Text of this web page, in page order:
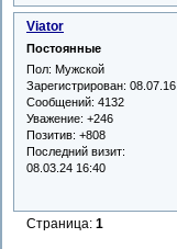
Viator
Постоянные
Пол: Мужской
Зарегистрирован: 08.07.16
Сообщений: 4132
Уважение: +246
Позитив: +808
Последний визит:
08.03.24 16:40
Страница:1